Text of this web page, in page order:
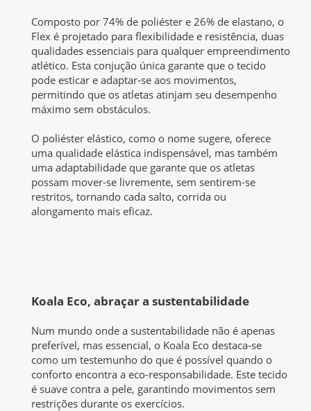
Composto por 74% de poliéster e 26% de elastano, o
Flex é projetado para flexibilidade e resistência, duas
qualidades essenciais para qualquer empreendimento
atlético. Esta conjução única garante que o tecido
pode esticar e adaptar-se aos movimentos,
permitindo que os atletas atinjam seu desempenho
máximo sem obstáculos.
O poliéster elástico, como o nome sugere, oferece
uma qualidade elástica indispensável, mas também
uma adaptabilidade que garante que os atletas
possam mover-se livremente, sem sentirem-se
restritos, tornando cada salto, corrida ou
alongamento mais eficaz.
Koala Eco, abraçar a sustentabilidade
Num mundo onde a sustentabilidade não é apenas
preferível, mas essencial, o Koala Eco destaca-se
como um testemunho do que é possível quando o
conforto encontra a eco-responsabilidade. Este tecido
é suave contra a pele, garantindo movimentos sem
restrições durante os exercícios.